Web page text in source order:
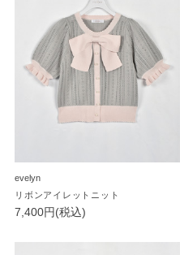
evelyn
リボンアイレットニット
7,400円(税込)